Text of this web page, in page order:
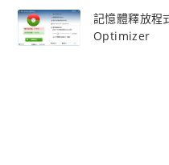
記憶體釋放
Optimizer